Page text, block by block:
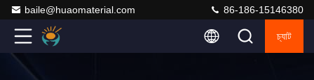
baile@huaomaterial.com 86-186-15146380
চ্যাট